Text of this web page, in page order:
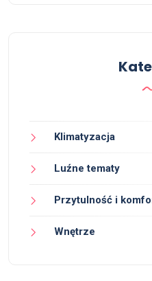
Klimatyzacja
Luźne tematy
Przytulność i
Wnętrze